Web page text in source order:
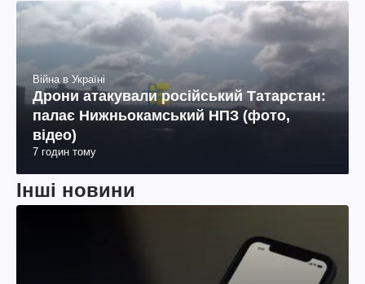
Війна в Україні
Дрони атакували російський Татарстан:
палає Нижньокамський НПЗ (фото,
відео)
7 годин тому
Інші новини